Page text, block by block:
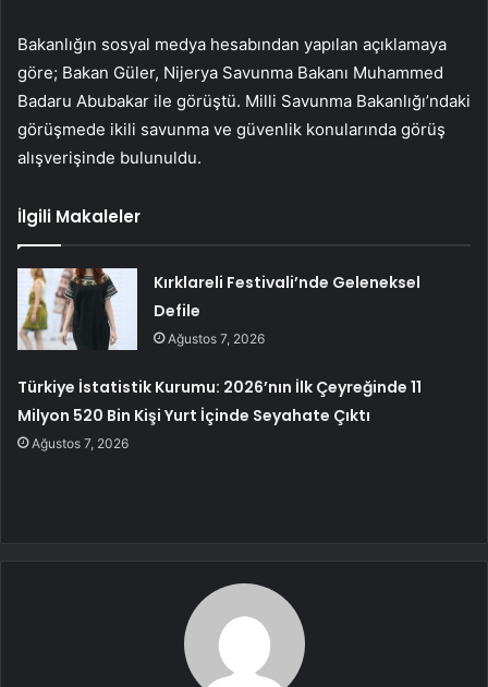
Bakanlığın sosyal medya hesabından yapılan açıklamaya
göre; Bakan Güler, Nijerya Savunma Bakanı Muhammed
Badaru Abubakar ile görüştü. Milli Savunma Bakanlığı’ndaki
görüşmede ikili savunma ve güvenlik konularında görüş
alışverişinde bulunuldu.
İlgili Makaleler
Kırklareli Festivali’nde Geleneksel
Defile
Ağustos 7, 2026
Türkiye İstatistik Kurumu: 2026’nın İlk Çeyreğinde 11
Milyon 520 Bin Kişi Yurt İçinde Seyahate Çıktı
Ağustos 7, 2026